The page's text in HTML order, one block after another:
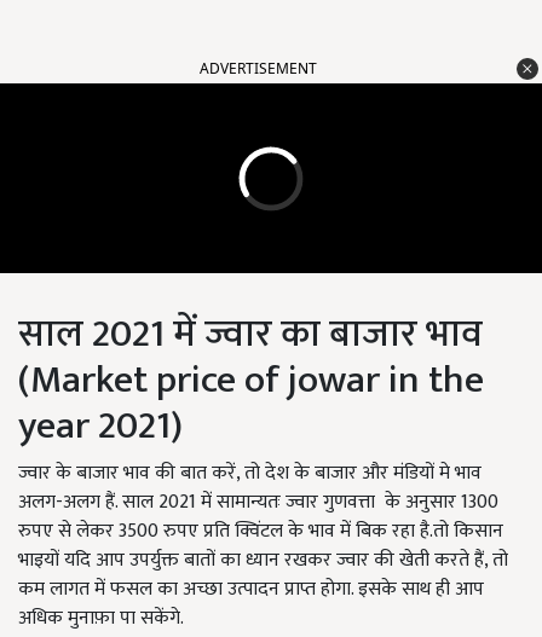
ADVERTISEMENT
साल 2021 में ज्वार का बाजार भाव
(Market price of jowar in the
year 2021)
ज्वार के बाजार भाव की बात करें, तो देश के बाजार और मंडियों मे भाव
अलग-अलग हैं. साल 2021 में सामान्यतः ज्वार गुणवत्ता के अनुसार 1300
रुपए से लेकर 3500 रुपए प्रति क्विंटल के भाव में बिक रहा है.तो किसान
भाइयों यदि आप उपर्युक्त बातों का ध्यान रखकर ज्वार की खेती करते हैं, तो
कम लागत में फसल का अच्छा उत्पादन प्राप्त होगा. इसके साथ ही आप
अधिक मुनाफ़ा पा सकेंगे.